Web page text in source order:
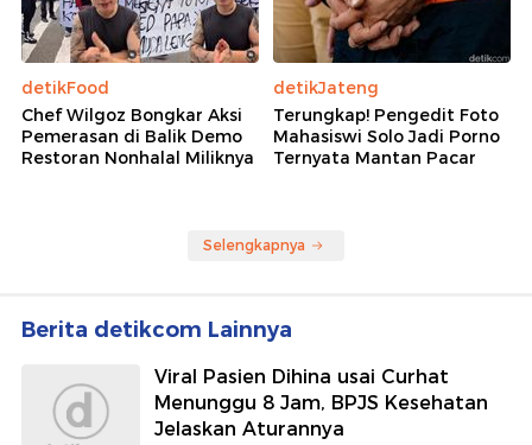
detikFood
Chef Wilgoz Bongkar Aksi
Pemerasan di Balik Demo
Restoran Nonhalal Miliknya
detikJateng
Terungkap! Pengedit Foto
Mahasiswi Solo Jadi Porno
Ternyata Mantan Pacar
Selengkapnya
Berita detikcom Lainnya
Viral Pasien Dihina usai Curhat
Menunggu 8 Jam, BPJS Kesehatan
Jelaskan Aturannya